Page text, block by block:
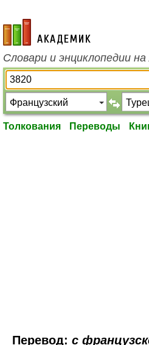
academic.ru
Словари и энциклопедии
Толкования Переводы
Перевод: с